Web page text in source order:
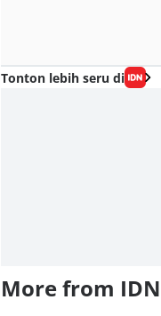
Tonton lebih seru di
More from IDN